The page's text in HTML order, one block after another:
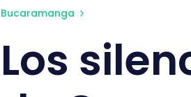
Bucaramanga
Los